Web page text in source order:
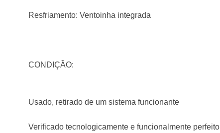
Resfriamento: Ventoinha integrada
CONDIÇÃO:
Usado, retirado de um sistema funcionante
Verificado tecnologicamente e funcionalmente perfeito